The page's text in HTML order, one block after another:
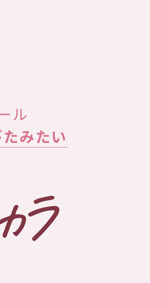
ル
みたい